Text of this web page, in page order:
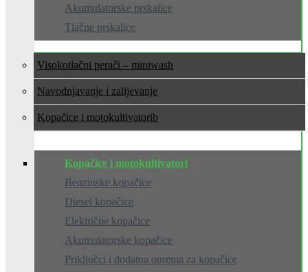
Akumulatorske prskalice
Tlačne prskalice
Visokotlačni perači – miniwash
Navodnjavanje i zalijevanje
Kopačice i motokultivatori
Kopačice i motokultivatori
Benzinske kopačice
Diesel kopačice
Električne kopačice
Akumulatorske kopačice
Priključci i dodatna oprema za kopačice